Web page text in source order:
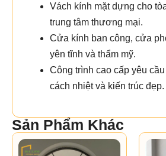
Vách kính mặt dựng cho
trung tâm thương mại.
Cửa kính ban công, cửa
yên tĩnh và thẩm mỹ.
Công trình cao cấp yêu
cách nhiệt và kiến trúc đẹp.
Sản Phẩm Khác